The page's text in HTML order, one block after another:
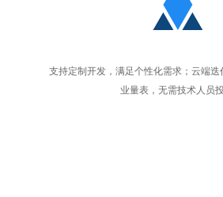
支持定制开发，满足个性化需求；云端
业量表，无需技术人员